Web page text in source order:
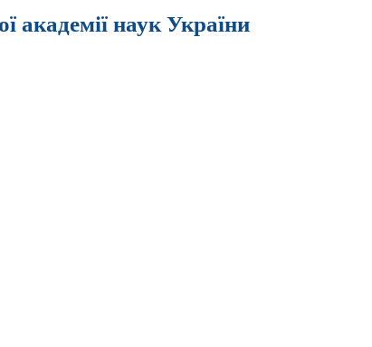
академії наук України